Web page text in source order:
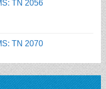
TN 2068